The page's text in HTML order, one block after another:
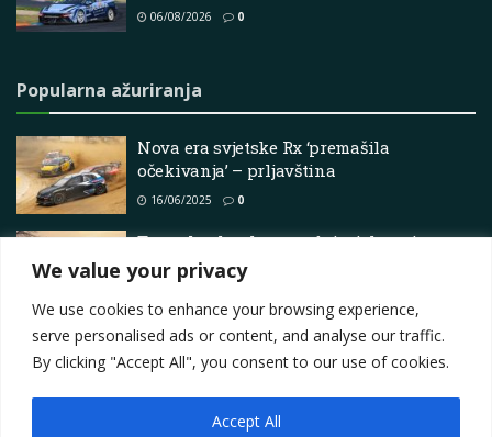
We value your privacy
We use cookies to enhance your browsing experience,
serve personalised ads or content, and analyse our traffic.
By clicking "Accept All", you consent to our use of cookies.
Accept All
06/08/2026 0
Popularna ažuriranja
Nova era svjetske Rx ‘premašila
očekivanja’ – prljavština
16/06/2025 0
Termalne kupke u srednjovjekovnim
dvorcima
Contact